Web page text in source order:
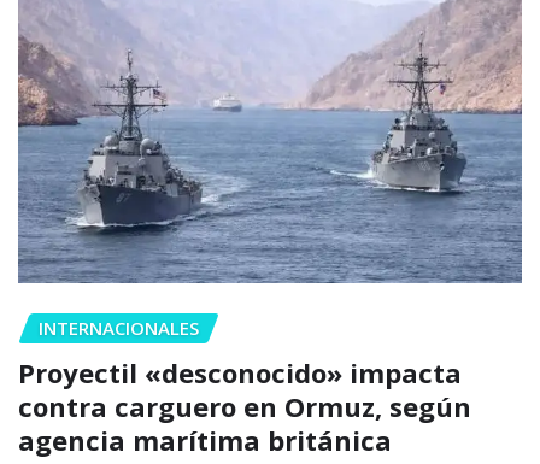
INTERNACIONALES
Proyectil «desconocido» impacta
contra carguero en Ormuz, según
agencia marítima británica